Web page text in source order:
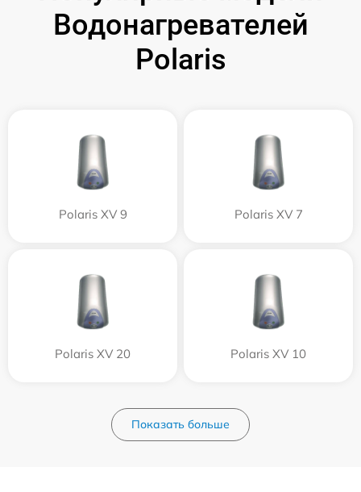
Водонагревателей
Polaris
Polaris XV 9 Polaris XV 7
Polaris XV 20 Polaris XV 10
Показать больше